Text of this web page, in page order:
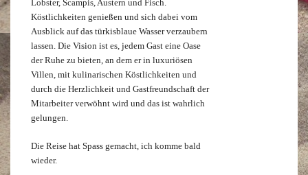
Lobster, Scampis, Austern und Fisch.
Köstlichkeiten genießen und sich dabei vom
Ausblick auf das türkisblaue Wasser verzaubern
lassen. Die Vision ist es, jedem Gast eine Oase
der Ruhe zu bieten, an dem er in luxuriösen
Villen, mit kulinarischen Köstlichkeiten und
durch die Herzlichkeit und Gastfreundschaft der
Mitarbeiter verwöhnt wird und das ist wahrlich
gelungen.
Die Reise hat Spass gemacht, ich komme bald
wieder.